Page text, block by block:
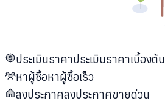
ประเมินราคาประเมินราคาเบื้องต้น
หาผู้ซื้อหาผู้ซื้อเร็ว
ลงประกาศลงประกาศขายด่วน